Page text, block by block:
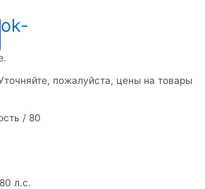
пожалуйста, цены на товары
/ 80
л.с.